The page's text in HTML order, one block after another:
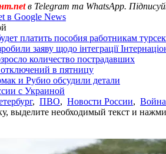
в Telegram та WhatsApp.
в Google News
платить пособия работникам
заяву щодо інтеграції
количество пострадавших
в пятницу
и Рубио обсудили детали
с Украиной
, ПВО, Новости России,
выделите необходимый текст и